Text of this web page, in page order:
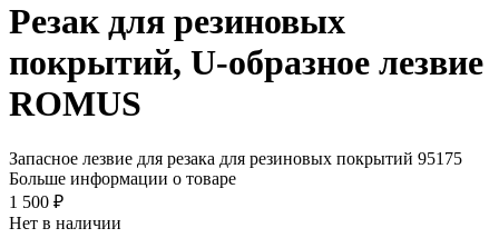
Резак для резиновых
покрытий, U-образное лезвие
ROMUS
Запасное лезвие для резака для резиновых покрытий 95175
Больше информации о товаре
1 500 ₽
Нет в наличии